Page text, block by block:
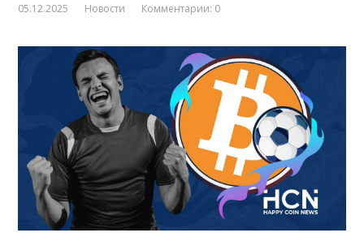
05.12.2025 Новости Комментарии: 0